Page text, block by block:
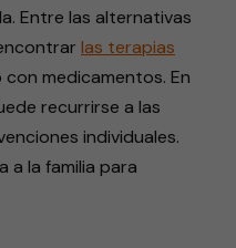
Entre las alternativas
las terapias
medicamentos. En
recurrirse a las
individuales.
a la familia para